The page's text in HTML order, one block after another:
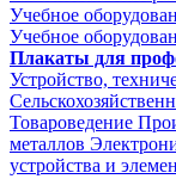
Учебное
Учебное
Плакаты для
Устройство,
Товароведение
металлов
устройства и